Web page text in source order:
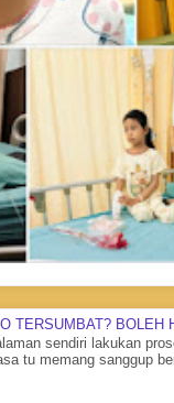
TERSUMBAT? BOLEH
sendiri lakukan
tu memang sanggup